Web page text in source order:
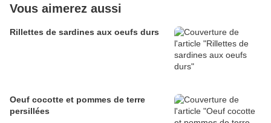
Vous aimerez aussi
Rillettes de sardines aux oeufs durs
Oeuf cocotte et pommes de terre
persillées